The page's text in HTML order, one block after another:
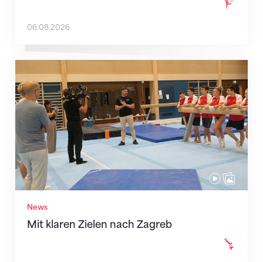
06.08.2026
News
Mit klaren Zielen nach Zagreb
Mit klaren Zielen nach Zagreb